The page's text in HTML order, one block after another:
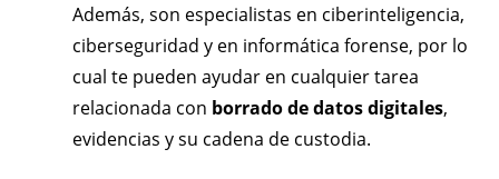
Además, son especialistas en ciberinteligencia,
ciberseguridad y en informática forense, por lo
cual te pueden ayudar en cualquier tarea
relacionada con borrado de datos digitales,
evidencias y su cadena de custodia.